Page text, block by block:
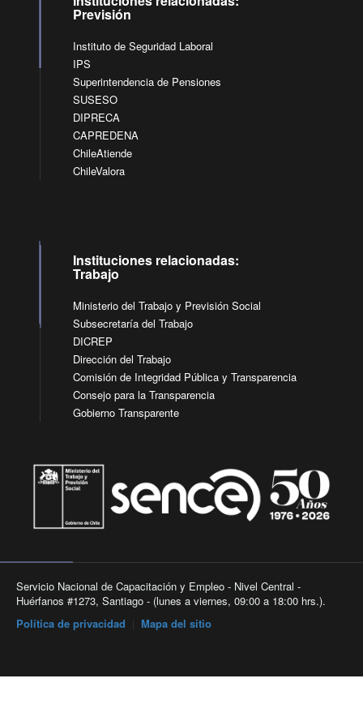
Previsión
Instituto de Seguridad Laboral
IPS
Superintendencia de Pensiones
SUSESO
DIPRECA
CAPREDENA
ChileAtiende
ChileValora
Instituciones relacionadas:
Trabajo
Ministerio del Trabajo y Previsión Social
Subsecretaría del Trabajo
DICREP
Dirección del Trabajo
Comisión de Integridad Pública y Transparencia
Consejo para la Transparencia
Gobierno Transparente
Servicio Nacional de Capacitación y Empleo - Nivel Central -
Huérfanos #1273, Santiago - (lunes a viernes, 09:00 a 18:00 hrs.).
Política de privacidad
Mapa del sitio